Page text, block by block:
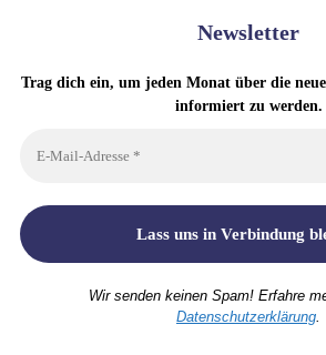
Newsletter
Trag dich ein, um jeden Monat über die
informiert zu werden.
Wir senden keinen Spam! Erfahre
Datenschutzerklärung